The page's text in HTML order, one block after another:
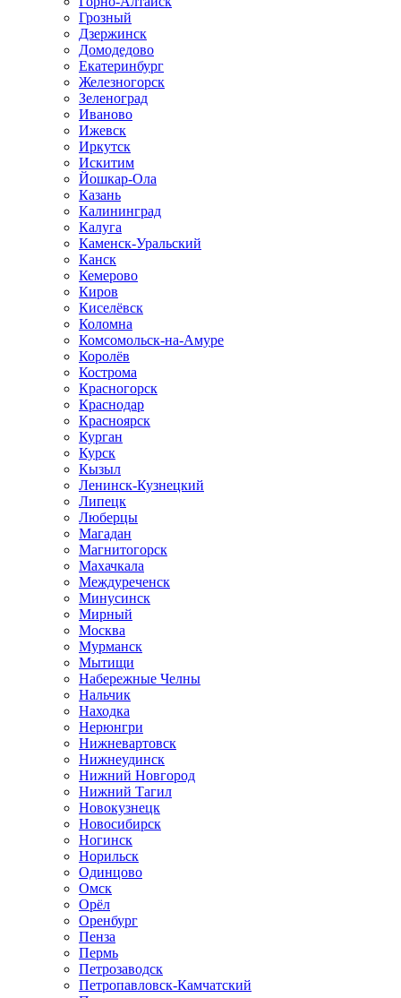
Грозный
Дзержинск
Домодедово
Екатеринбург
Железногорск
Зеленоград
Иваново
Ижевск
Иркутск
Искитим
Йошкар-Ола
Казань
Калининград
Калуга
Каменск-Уральский
Канск
Кемерово
Киров
Киселёвск
Коломна
Комсомольск-на-Амуре
Королёв
Кострома
Красногорск
Краснодар
Красноярск
Курган
Курск
Кызыл
Ленинск-Кузнецкий
Липецк
Люберцы
Магадан
Магнитогорск
Махачкала
Междуреченск
Минусинск
Мирный
Москва
Мурманск
Мытищи
Набережные Челны
Нальчик
Находка
Нерюнгри
Нижневартовск
Нижнеудинск
Нижний Новгород
Нижний Тагил
Новокузнецк
Новосибирск
Ногинск
Норильск
Одинцово
Омск
Орёл
Оренбург
Пенза
Пермь
Петрозаводск
Петропавловск-Камчатский